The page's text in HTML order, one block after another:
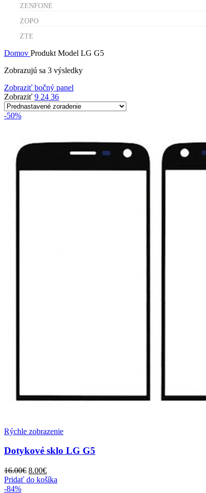
ZENFONE
ZOPO
ZTE
Domov Produkt Model LG G5
Zobrazujú sa 3 výsledky
Zobraziť bočný panel
Zobraziť 9 24 36
-50%
Rýchle zobrazenie
Dotykové sklo LG G5
16.00€ Pôvodná
cena
8.00€Aktuálna
cena
Pridať do košíka
-84%